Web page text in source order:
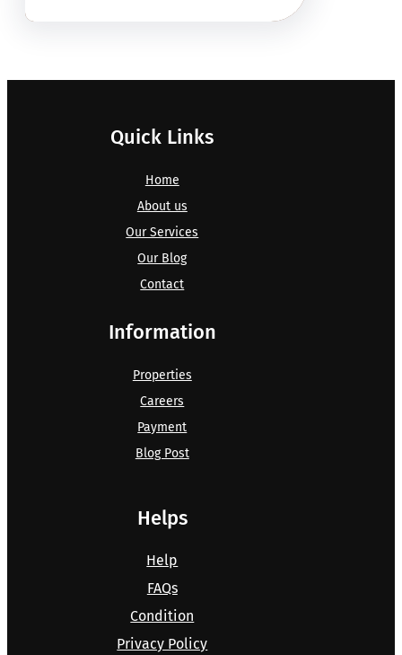
Quick Links
Home
About us
Our Services
Our Blog
Contact
Information
Properties
Careers
Payment
Blog Post
Helps
Help
FAQs
Condition
Privacy Policy